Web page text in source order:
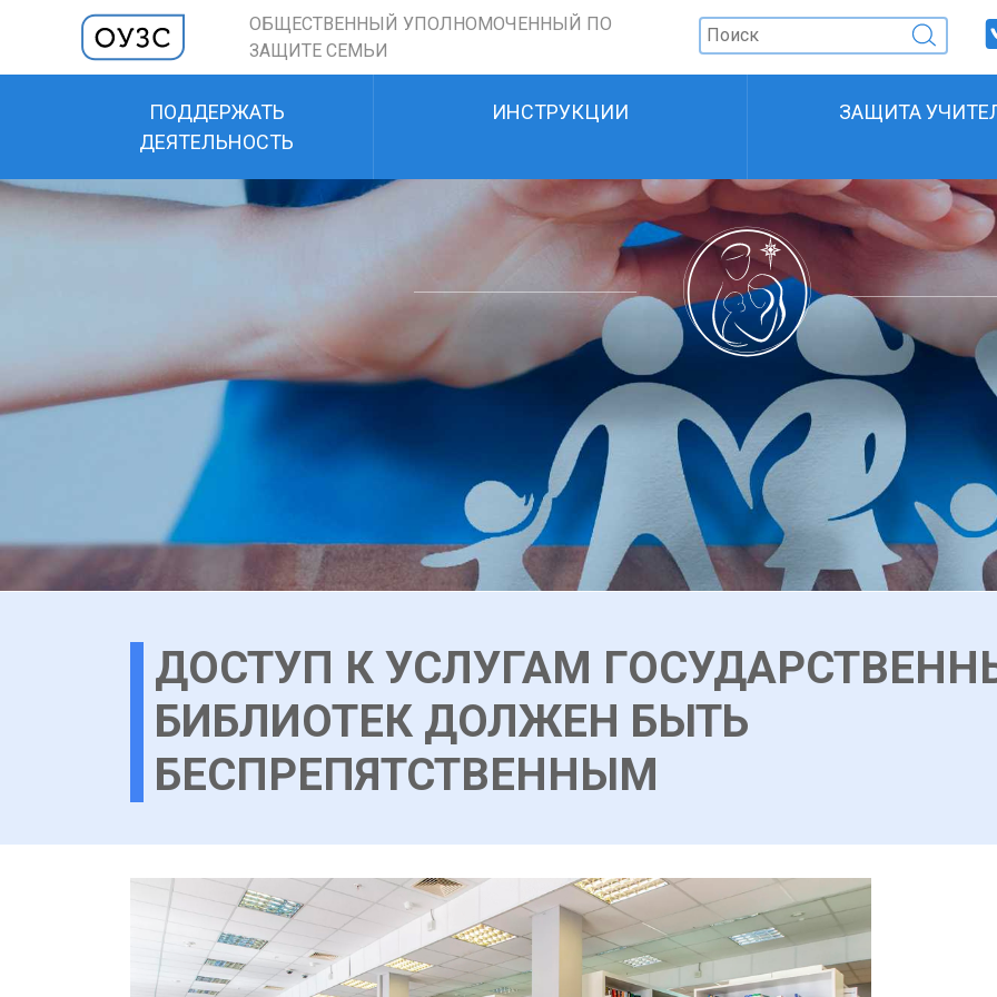
ОБЩЕСТВЕННЫЙ УПОЛНОМОЧЕННЫЙ ПО
ЗАЩИТЕ СЕМЬИ
ПОДДЕРЖАТЬ
ДЕЯТЕЛЬНОСТЬ
ИНСТРУКЦИИ ЗАЩИТА
ДОСТУП К УСЛУГАМ
БИБЛИОТЕК ДОЛЖЕН БЫТЬ
БЕСПРЕПЯТСТВЕННЫМ